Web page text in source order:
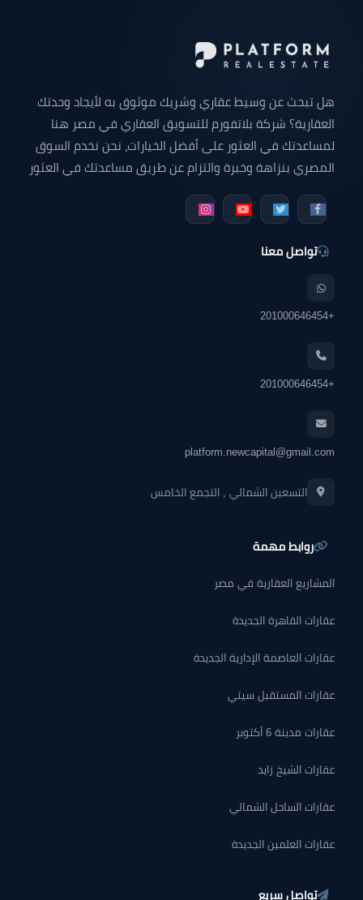
هل تبحث عن وسيط عقاري وشريك موثوق به لأيجاد وحدتك
العقارية؟ شركة بلاتفورم للتسويق العقاري في مصر هنا
لمساعدتك في العثور على أفضل الخيارات، نحن نخدم السوق
المصري بنزاهة وخبرة والتزام عن طريق مساعدتك في العثور
دوبلكس للبيع - فيلا للبيع - محل تجاري - مكتب إداري - عيادة
تواصل معنا
+201000646454
+201000646454
platform.newcapital@gmail.com
التسعين الشمالي , التجمع الخامس
روابط مهمة
المشاريع العقارية في مصر
عقارات القاهرة الجديدة
عقارات العاصمة الإدارية الجديدة
عقارات المستقبل سيتي
عقارات مدينة 6 أكتوبر
عقارات الشيخ زايد
عقارات الساحل الشمالي
عقارات العلمين الجديدة
تواصل سريع